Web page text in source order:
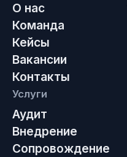
О нас
Команда
Кейсы
Вакансии
Контакты
Услуги
Аудит
Внедрение
Сопровождение